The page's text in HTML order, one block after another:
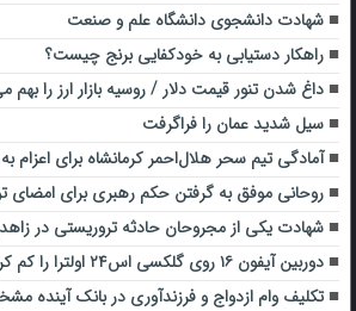
شهادت دانشجوی دانشگاه علم و صنعت
راهکار دستیابی به خودکفایی برنج چیست؟
داغ شدن تنور قیمت دلار / روسیه بازار ارز را بهم
سیل شدید عمان را فراگرفت
آمادگی تیم سحر هلال‌احمر کرمانشاه برای اعزام به
روحانی موفق به گرفتن حکم رهبری برای امضای توافق
شهادت یکی از مجروحان حادثه تروریستی در
دوربین آیفون ۱۶ روی گلکسی اس۲۴ اولترا را کم کرد
تکلیف وام‌ ازدواج و فرزندآوری در بانک آینده